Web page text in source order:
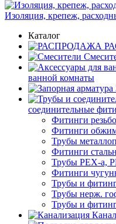
Изоляция, крепеж,
Каталог
ванной комнаты
соединительные
Фитинги
Фитинги
Трубы
Фитинги
Трубы PEX-a,
Фитинги
Трубы и
Трубы нерж.
Трубы и